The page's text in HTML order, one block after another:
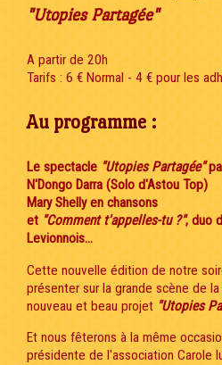
"Utopies Partagée"
A partir de 20h
Tarifs : 6 € Normal - 4 € pour les
Au programme :
Le spectacle "Utopies Partagée"
N'Dongo Darra (Solo d'Astou Top)
Mary Shelly en chansons
et "Comment t'appelles-tu ?", duo
Levionnois...
Cette nouvelle édition de notre
présenter sur la grande scène de la
nouveau et beau projet "Utopies
Et nous fêterons à la même
présidente de l'association Carole